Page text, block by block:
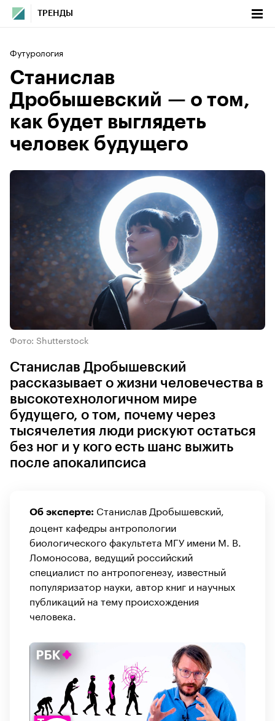
ТРЕНДЫ
Футурология
Станислав
Дробышевский — о том,
как будет выглядеть
человек будущего
Фото: Shutterstock
Станислав Дробышевский
рассказывает о жизни человечества в
высокотехнологичном мире
будущего, о том, почему через
тысячелетия люди рискуют остаться
без ног и у кого есть шанс выжить
после апокалипсиса
Об эксперте: Станислав Дробышевский,
доцент кафедры антропологии
биологического факультета МГУ имени М. В.
Ломоносова, ведущий российский
специалист по антропогенезу, известный
популяризатор науки, автор книг и научных
публикаций на тему происхождения
человека.